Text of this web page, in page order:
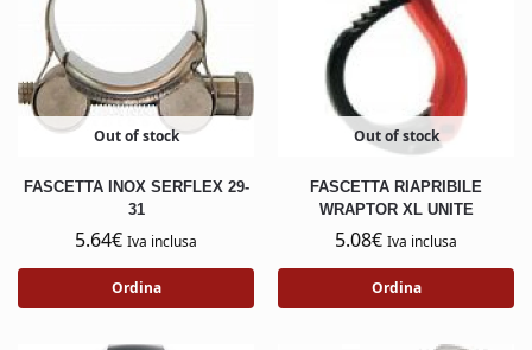
Out of stock
FASCETTA INOX SERFLEX 29-
31
5.64€ Iva inclusa
Ordina
Out of stock
FASCETTA RIAPRIBILE
WRAPTOR XL UNITE
5.08€ Iva inclusa
Ordina